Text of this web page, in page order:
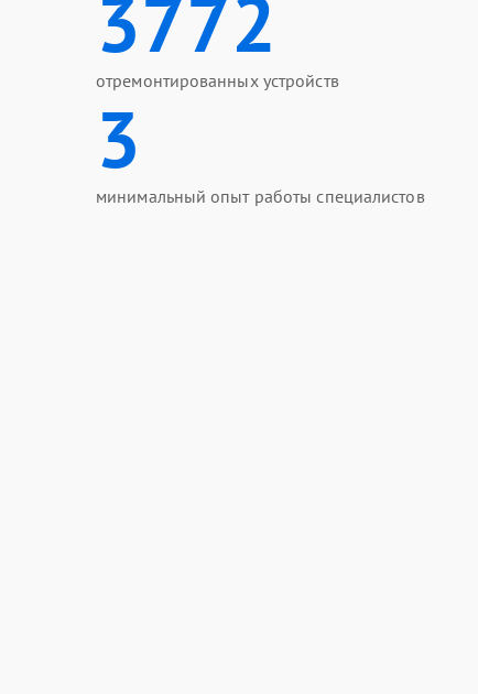
3772
отремонтированных устройств
3
минимальный опыт работы специалистов